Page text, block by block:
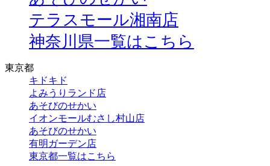
テラスモール湘南店
神奈川県一覧はこちら
東京都
キドキド
よみうりランド店
あそびのせかい
イオンモールむさし村山店
あそびのせかい
有明ガーデン店
東京都一覧はこちら